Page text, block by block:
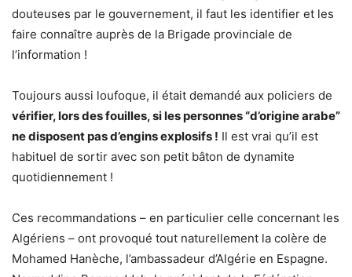
douteuses par le gouvernement, il faut les identifier et les
faire connaître auprès de la Brigade provinciale de
l’information !
Toujours aussi loufoque, il était demandé aux policiers de
vérifier, lors des fouilles, si les personnes “d’origine arabe”
ne disposent pas d’engins explosifs ! Il est vrai qu’il est
habituel de sortir avec son petit bâton de dynamite
quotidiennement !
Ces recommandations – en particulier celle concernant les
Algériens – ont provoqué tout naturellement la colère de
Mohamed Hanèche, l’ambassadeur d’Algérie en Espagne.